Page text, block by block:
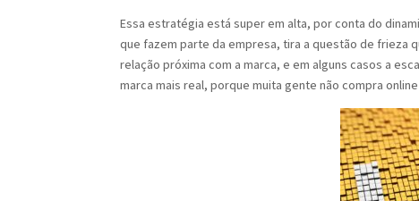
Essa estratégia está super em alta, por conta do
que fazem parte da empresa, tira a questão de frieza
relação próxima com a marca, e em alguns casos a
marca mais real, porque muita gente não compra